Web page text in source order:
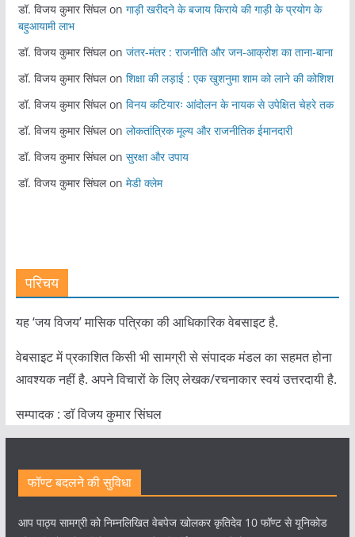
डॉ. विजय कुमार सिंघलon गाड़ी खरीदने के बजाय किराये की गाड़ी के प्रयोग के
बहुआयामी लाभ
डॉ. विजय कुमार सिंघलon जंतर-मंतर : राजनीति और जन-आक्रोश का ताना-बाना
डॉ. विजय कुमार सिंघलon शिक्षा की लड़ाई : एक खुशनुमा शाम को लाने की कोशिश
डॉ. विजय कुमार सिंघलon विनय कटियारः आंदोलन के नायक से उपेक्षित चेहरे तक
डॉ. विजय कुमार सिंघलon लोकतांत्रिक मूल्य और राजनीतिक ईमानदारी
डॉ. विजय कुमार सिंघलon सुरक्षा और उपाय
डॉ. विजय कुमार सिंघलon मेडी क्लेम
परिचय
यह ‘जय विजय’ मासिक पत्रिका की आधिकारिक वेबसाइट है.
वेबसाइट में प्रकाशित किसी भी सामग्री से संपादक मंडल का सहमत होना
आवश्यक नहीं है. अपने विचारों के लिए लेखक/रचनाकार स्वयं उत्तरदायी है.
सम्पादक : डाॅ विजय कुमार सिंघल
फॉण्ट बदलने की सुविधा
आप पाठ्य सामग्री को निम्नलिखित वेबपेज खोलकर कृतिदेव 10 फॉण्ट से यूनिकोड